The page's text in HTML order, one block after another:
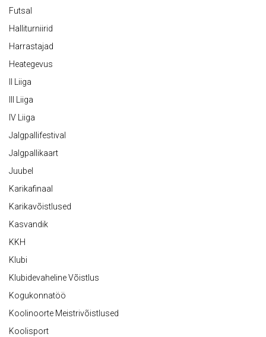
Futsal
Halliturniirid
Harrastajad
Heategevus
II Liiga
III Liiga
IV Liiga
Jalgpallifestival
Jalgpallikaart
Juubel
Karikafinaal
Karikavõistlused
Kasvandik
KKH
Klubi
Klubidevaheline Võistlus
Kogukonnatöö
Koolinoorte Meistrivõistlused
Koolisport